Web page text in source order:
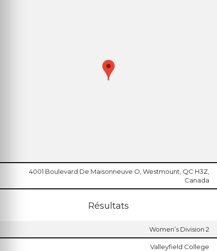
4001 Boulevard De Maisonneuve O, Westmount, QC H3Z,
Canada
Résultats
Women’s Division 2
Valleyfield College